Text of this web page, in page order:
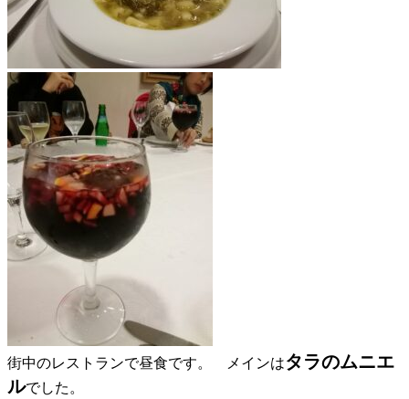
街中のレストランで昼食です。 メインはタラのムニエ
ルでした。